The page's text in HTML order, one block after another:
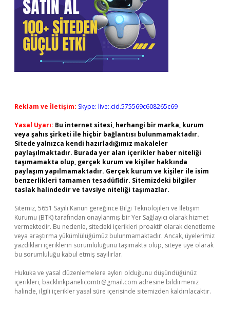
Reklam ve İletişim: Skype: live:.cid.575569c608265c69
Yasal Uyarı: Bu internet sitesi, herhangi bir marka, kurum
veya şahıs şirketi ile hiçbir bağlantısı bulunmamaktadır.
Sitede yalnızca kendi hazırladığımız makaleler
paylaşılmaktadır. Burada yer alan içerikler haber niteliği
taşımamakta olup, gerçek kurum ve kişiler hakkında
paylaşım yapılmamaktadır. Gerçek kurum ve kişiler ile isim
benzerlikleri tamamen tesadüfidir. Sitemizdeki bilgiler
taslak halindedir ve tavsiye niteliği taşımazlar.
Sitemiz, 5651 Sayılı Kanun gereğince Bilgi Teknolojileri ve İletişim
Kurumu (BTK) tarafından onaylanmış bir Yer Sağlayıcı olarak hizmet
vermektedir. Bu nedenle, sitedeki içerikleri proaktif olarak denetleme
veya araştırma yükümlülüğümüz bulunmamaktadır. Ancak, üyelerimiz
yazdıkları içeriklerin sorumluluğunu taşımakta olup, siteye üye olarak
bu sorumluluğu kabul etmiş sayılırlar.
Hukuka ve yasal düzenlemelere aykırı olduğunu düşündüğünüz
içerikleri, backlinkpanelicomtr@gmail.com adresine bildirmeniz
halinde, ilgili içerikler yasal süre içerisinde sitemizden kaldırılacaktır.